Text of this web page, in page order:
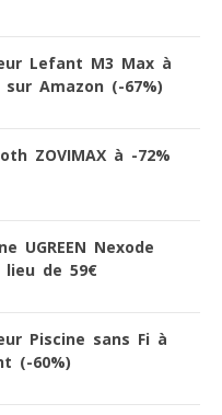
Lefant M3 Max à
Amazon (-67%)
ZOVIMAX à -72%
UGREEN Nexode
lieu de 59€
Piscine sans Fi à
(-60%)